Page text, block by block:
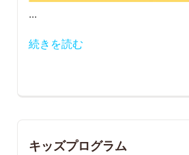
...
続きを読む
キッズプログラム